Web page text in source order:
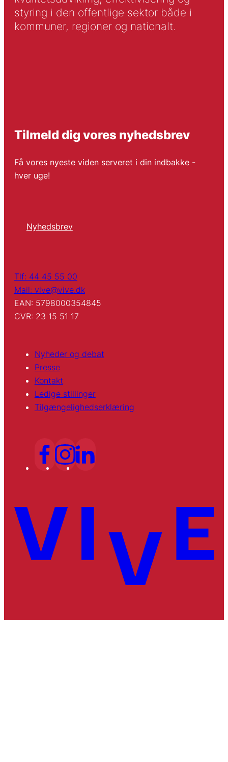
styring i den offentlige sektor både i
kommuner, regioner og nationalt.
Tilmeld dig vores nyhedsbrev
Få vores nyeste viden serveret i din indbakke -
hver uge!
Nyhedsbrev
Tlf: 44 45 55 00
Mail: vive@vive.dk
EAN: 5798000354845
CVR: 23 15 51 17
Nyheder og debat
Presse
Kontakt
Ledige stillinger
Tilgængelighedserklæring